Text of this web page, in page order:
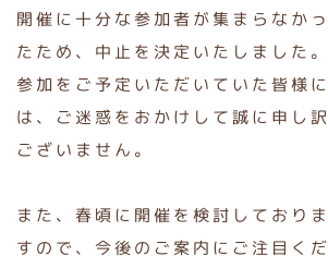
開催に十分な参加者が集まらなかっ
たため、中止を決定いたしました。
参加をご予定いただいていた皆様に
は、ご迷惑をおかけして誠に申し訳
ございません。
また、春頃に開催を検討しておりま
すので、今後のご案内にご注目くだ